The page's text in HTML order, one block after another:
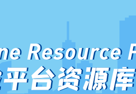
Resource
台资源库